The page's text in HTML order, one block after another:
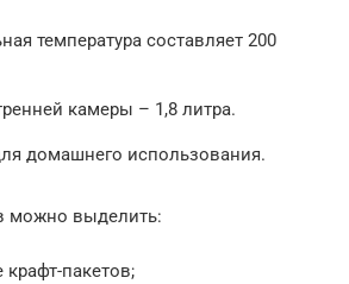
температура составляет 200
камеры – 1,8 литра.
домашнего использования.
можно выделить:
крафт-пакетов;